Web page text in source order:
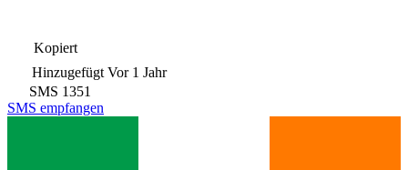
Kopiert
Hinzugefügt Vor 1 Jahr
SMS 1351
SMS empfangen